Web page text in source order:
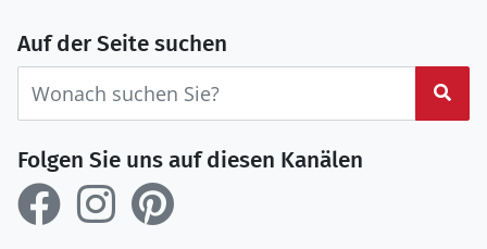
Auf der Seite suchen
Folgen Sie uns auf diesen Kanälen